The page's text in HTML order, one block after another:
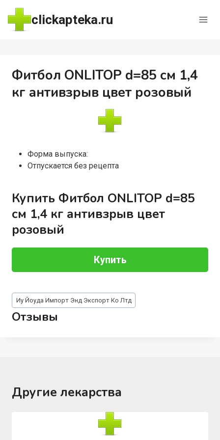
Перейти
содержимому
clickapteka.ru
Фитбол ONLITOP d=85 см 1,4
кг антивзрыв цвет розовый
Форма выпуска:
Отпускается без рецепта
Купить Фитбол ONLITOP d=85
см 1,4 кг антивзрыв цвет
розовый
Купить
Метки
записи:
Иу Йоуда Импорт Энд Экспорт Ко Лтд
Отзывы
Другие лекарства